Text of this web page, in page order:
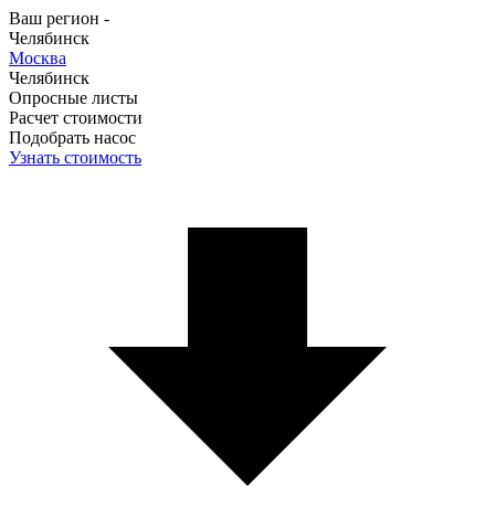
Ваш регион -
Челябинск
Москва
Челябинск
Опросные листы
Расчет стоимости
Подобрать насос
Узнать стоимость